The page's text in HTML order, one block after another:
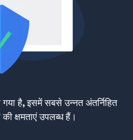
है, इसमें सबसे उन्नत अंतर्निहित
क्षमताएं उपलब्ध हैं।